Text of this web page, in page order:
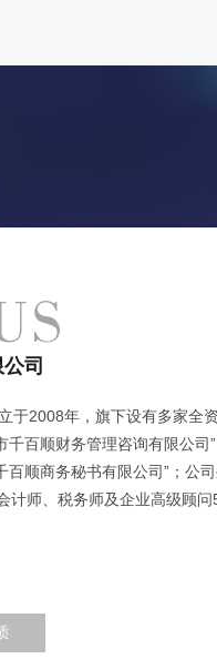
司
于2008年，旗下设有多家全
千百顺财务管理咨询有限公司
百顺商务秘书有限公司”；公
计师、税务师及企业高级顾